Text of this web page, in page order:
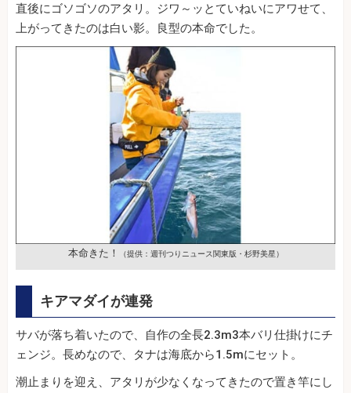
直後にゴソゴソのアタリ。ジワ～ッとていねいにアワせて、
上がってきたのは白い影。良型の本命でした。
本命きた！ （提供：週刊つりニュース関東版・杉野美星）
キアマダイが連発
サバが落ち着いたので、自作の全長2.3m3本バリ仕掛けにチ
ェンジ。長めなので、タナは海底から1.5mにセット。
潮止まりを迎え、アタリが少なくなってきたので置き竿にし